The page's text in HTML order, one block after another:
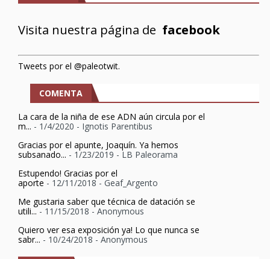
Visita nuestra página de facebook
Tweets por el @paleotwit.
COMENTA
La cara de la niña de ese ADN aún circula por el
m... - 1/4/2020 - Ignotis Parentibus
Gracias por el apunte, Joaquín. Ya hemos
subsanado... - 1/23/2019 - LB Paleorama
Estupendo! Gracias por el
aporte - 12/11/2018 - Geaf_Argento
Me gustaria saber que técnica de datación se
utili...- 11/15/2018 - Anonymous
Quiero ver esa exposición ya! Lo que nunca se
sabr... - 10/24/2018 - Anonymous